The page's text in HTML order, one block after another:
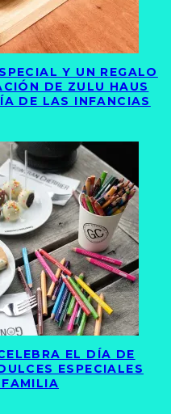
Y UN REGALO
DE ZULU HAUS
DE LAS INFANCIAS
EL DÍA DE
ESPECIALES